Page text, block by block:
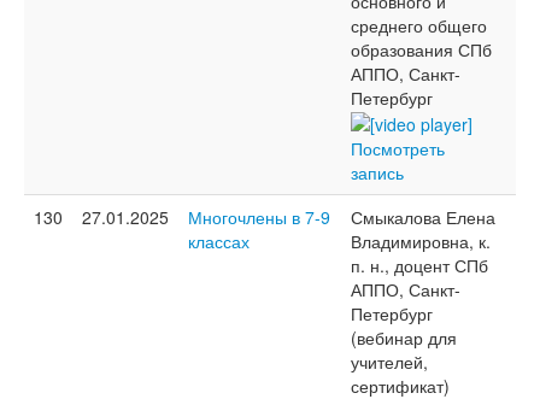
среднего общего
образования СПб
АППО, Санкт-
Петербург
Посмотреть
запись
130
27.01.2025
Многочлены в 7-9
классах
Смыкалова Елена
Владимировна, к.
п. н., доцент СПб
АППО, Санкт-
Петербург
(вебинар для
учителей,
сертификат)